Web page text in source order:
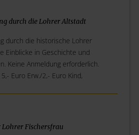
durch die Lohrer Altstadt
durch die historische Lohrer
Einblicke in Geschichte und
Keine Anmeldung erforderlich.
Euro Erw./2,- Euro Kind,
Fischersfrau